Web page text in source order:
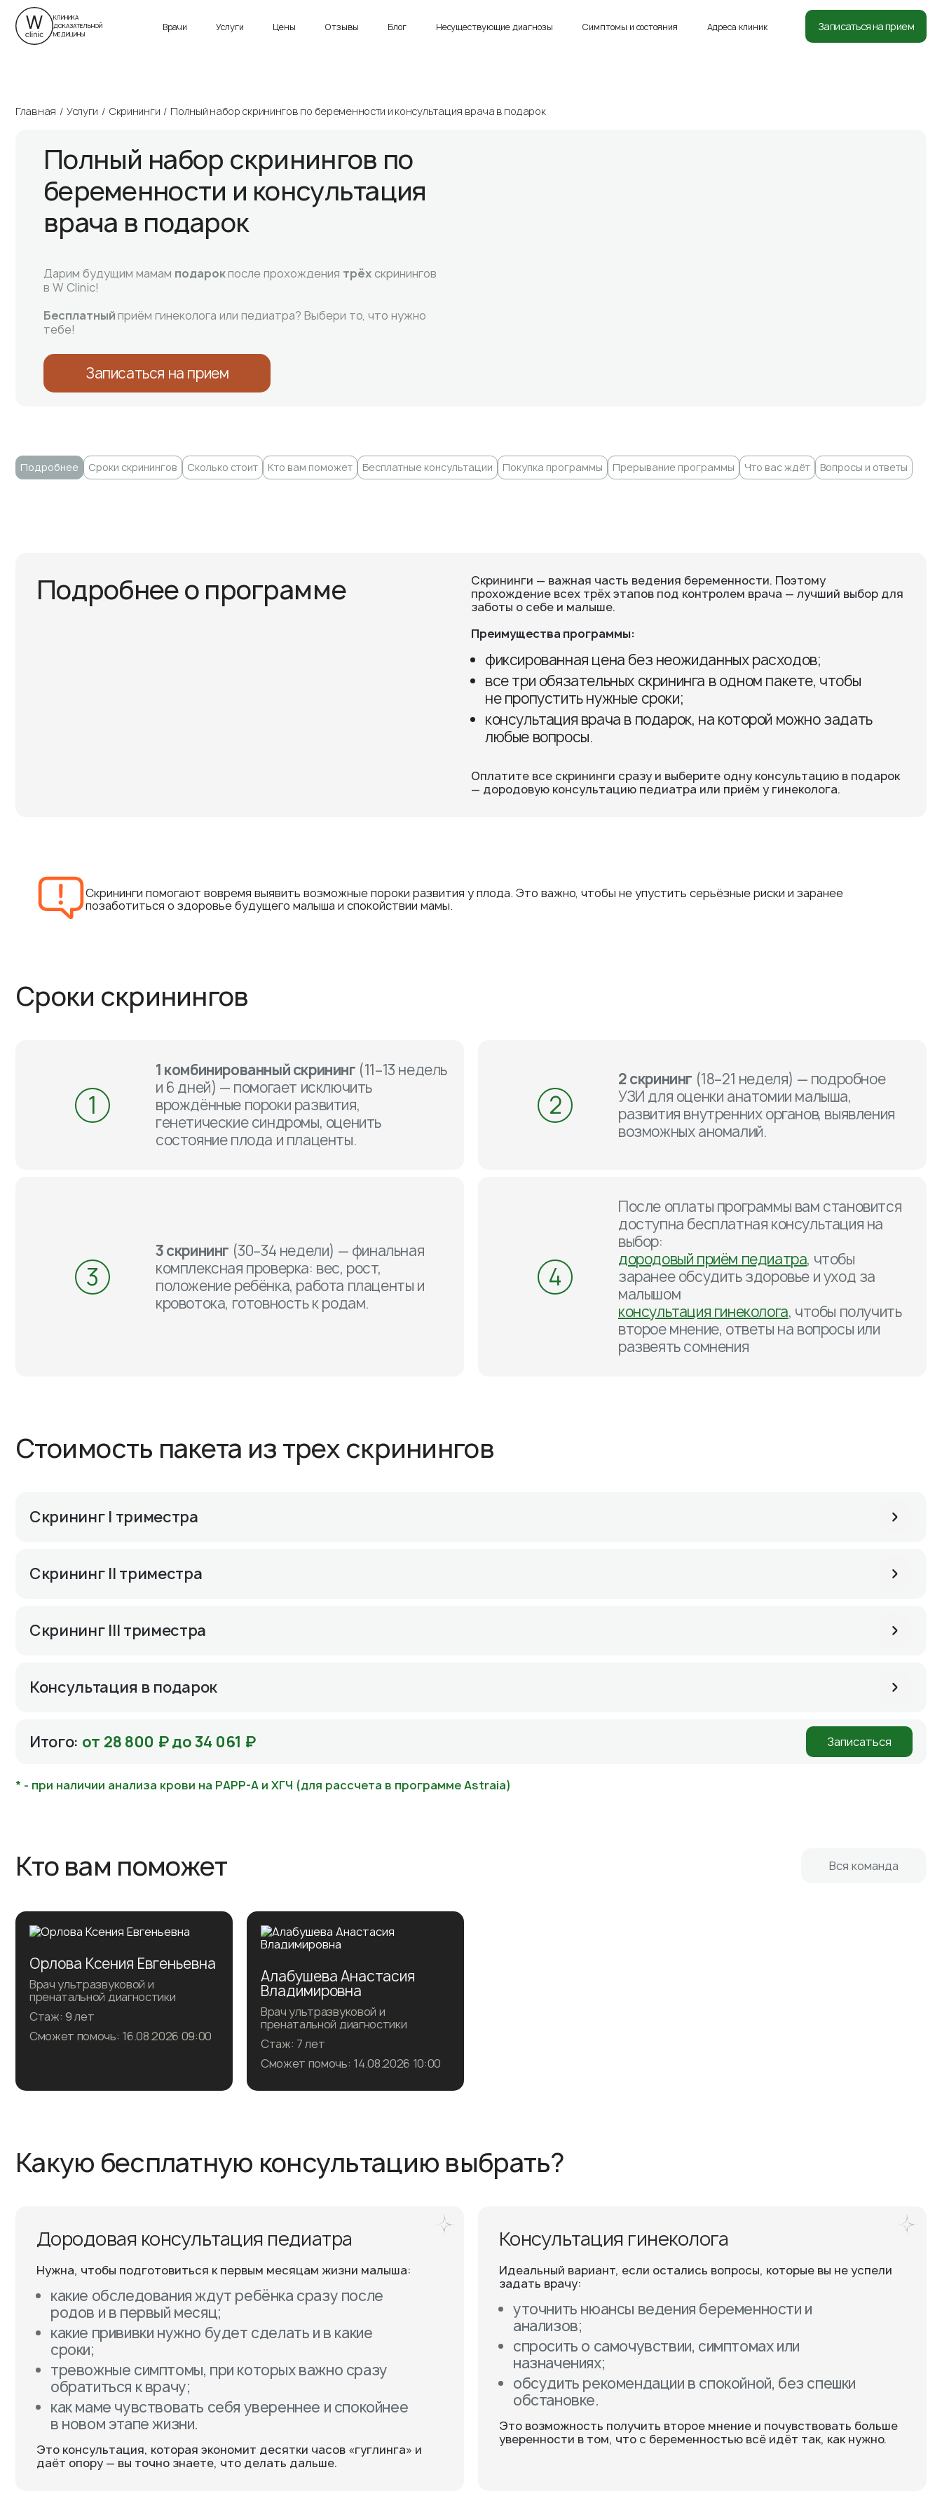
г. Санкт-Петербург
Пн-Вс 9:00 – 21:00
Пн-Вс 9:00 – 21:00
8 (812) 332-54-05
КЛИНИКА
ДОКАЗАТЕЛЬНОЙ
МЕДИЦИНЫ
Врачи Услуги Цены Отзывы Блог Несуществующие диагнозы Симптомы и состояния Адреса клиник Записаться на прием
Главная Услуги Скрининги Полный набор скринингов по беременности и консультация врача в подарок
Полный набор скринингов по
беременности и консультация
врача в подарок
Дарим будущим мамам подарокпосле прохождения трёх скринингов
в W Clinic!
Бесплатныйприём гинеколога или педиатра? Выбери то, что нужно
тебе!
Записаться на прием
Подробнее Сроки скринингов Сколько стоит Кто вам поможет Бесплатные консультации Покупка программы Прерывание программы Что вас ждёт Вопросы и ответы
Подробнее о программе
Скрининги — важная часть ведения беременности. Поэтому
прохождение всех трёх этапов под контролем врача — лучший выбор для
заботы о себе и малыше.
Преимущества программы:
фиксированная цена без неожиданных расходов;
все три обязательных скрининга в одном пакете, чтобы
не пропустить нужные сроки;
консультация врача в подарок, на которой можно задать
любые вопросы.
Оплатите все скрининги сразу и выберите одну консультацию в подарок
— дородовую консультацию педиатра или приём у гинеколога.
Скрининги помогают вовремя выявить возможные пороки развития у плода. Это важно, чтобы не упустить серьёзные риски и заранее
позаботиться о здоровье будущего малыша и спокойствии мамы.
Сроки скринингов
1
1 комбинированный скрининг (11–13 недель
и 6 дней) — помогает исключить
врождённые пороки развития,
генетические синдромы, оценить
состояние плода и плаценты.
2
2 скрининг (18–21 неделя) — подробное
УЗИ для оценки анатомии малыша,
развития внутренних органов, выявления
возможных аномалий.
3
3 скрининг (30–34 недели) — финальная
комплексная проверка: вес, рост,
положение ребёнка, работа плаценты и
кровотока, готовность к родам.
4
После оплаты программы вам становится
доступна бесплатная консультация на
выбор:
дородовый приём педиатра, чтобы
заранее обсудить здоровье и уход за
малышом
консультация гинеколога, чтобы получить
второе мнение, ответы на вопросы или
развеять сомнения
Стоимость пакета из трех скринингов
Скрининг I триместра
Скрининг II триместра
Скрининг III триместра
Консультация в подарок
Итого: от 28 800 ₽ до 34 061 ₽ Записаться
* - при наличии анализа крови на РАРР-А и ХГЧ (для рассчета в программе Astraia)
Кто вам поможет Вся команда
Орлова Ксения Евгеньевна
Врач ультразвуковой и
пренатальной диагностики
Стаж: 9 лет
Сможет помочь: 16.08.2026 09:00
Алабушева Анастасия
Владимировна
Врач ультразвуковой и
пренатальной диагностики
Стаж: 7 лет
Сможет помочь: 14.08.2026 10:00
Какую бесплатную консультацию выбрать?
Дородовая консультация педиатра
Нужна, чтобы подготовиться к первым месяцам жизни малыша:
какие обследования ждут ребёнка сразу после
родов и в первый месяц;
какие прививки нужно будет сделать и в какие
сроки;
тревожные симптомы, при которых важно сразу
обратиться к врачу;
как маме чувствовать себя увереннее и спокойнее
в новом этапе жизни.
Это консультация, которая экономит десятки часов «гуглинга» и
даёт опору — вы точно знаете, что делать дальше.
Консультация гинеколога
Идеальный вариант, если остались вопросы, которые вы не успели
задать врачу:
уточнить нюансы ведения беременности и
анализов;
спросить о самочувствии, симптомах или
назначениях;
обсудить рекомендации в спокойной, без спешки
обстановке.
Это возможность получить второе мнение и почувствовать больше
уверенности в том, что с беременностью всё идёт так, как нужно.